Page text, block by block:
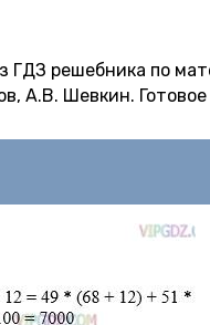
ГДЗ решебника по
А.В. Шевкин.